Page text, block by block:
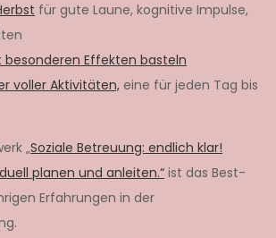
für gute Laune, kognitive Impulse,
Effekten basteln
voller Aktivitäten, eine für jeden Tag bis
„Soziale Betreuung: endlich klar!
planen und anleiten.“ ist das Best-
Erfahrungen in der